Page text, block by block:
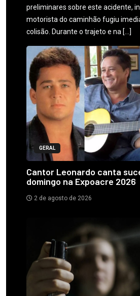
preliminares sobre este acidente,
motorista do caminhão fugiu
colisão. Durante o trajeto e na […]
GERAL
Cantor Leonardo canta
domingo na Expoacre 2026
2 de agosto de 2026